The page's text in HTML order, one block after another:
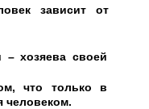
зависит от
хозяева своей
что только в
человеком.